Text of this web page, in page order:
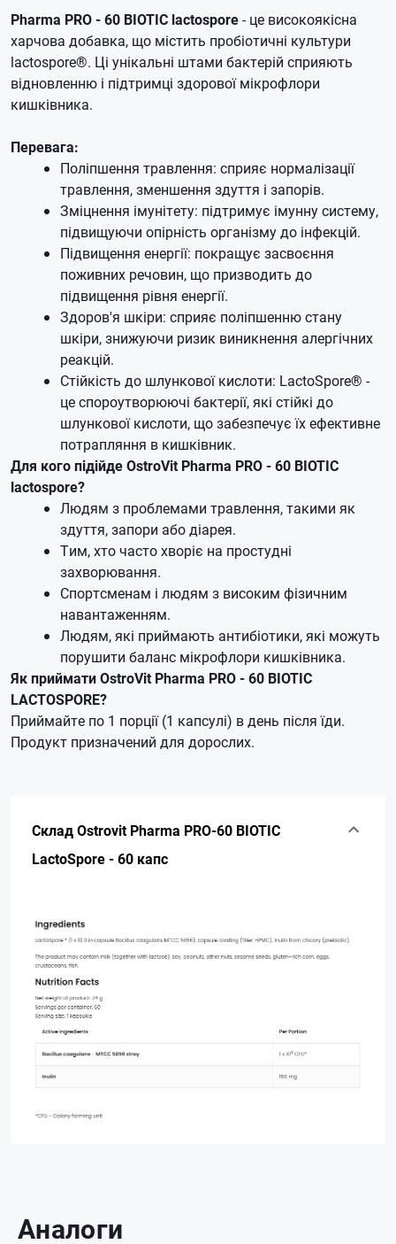
Pharma PRO - 60 BIOTIC lactospore- це високоякісна
харчова добавка, що містить пробіотичні культури
lactospore®. Ці унікальні штами бактерій сприяють
відновленню і підтримці здорової мікрофлори
кишківника.
Перевага:
Поліпшення травлення: сприяє нормалізації
травлення, зменшення здуття і запорів.
Зміцнення імунітету: підтримує імунну систему,
підвищуючи опірність організму до інфекцій.
Підвищення енергії: покращує засвоєння
поживних речовин, що призводить до
підвищення рівня енергії.
Здоров'я шкіри: сприяє поліпшенню стану
шкіри, знижуючи ризик виникнення алергічних
реакцій.
Стійкість до шлункової кислоти: LactoSpore® -
це спороутворюючі бактерії, які стійкі до
шлункової кислоти, що забезпечує їх ефективне
потрапляння в кишківник.
Для кого підійде OstroVit Pharma PRO - 60 BIOTIC
lactospore?
Людям з проблемами травлення, такими як
здуття, запори або діарея.
Тим, хто часто хворіє на простудні
захворювання.
Спортсменам і людям з високим фізичним
навантаженням.
Людям, які приймають антибіотики, які можуть
порушити баланс мікрофлори кишківника.
Як приймати OstroVit Pharma PRO - 60 BIOTIC
LACTOSPORE?
Приймайте по 1 порції (1 капсулі) в день після їди.
Продукт призначений для дорослих.
Склад Ostrovit Pharma PRO-60 BIOTIC
LactoSpore - 60 капс
Аналоги